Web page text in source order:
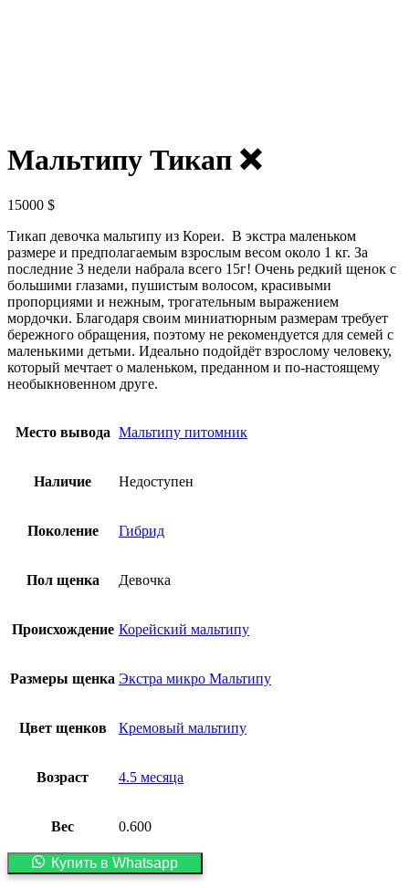
Мальтипу Тикап ❌
15000 $
Тикап девочка мальтипу из Кореи. В экстра маленьком
размере и предполагаемым взрослым весом около 1 кг. За
последние 3 недели набрала всего 15г! Очень редкий щенок с
большими глазами, пушистым волосом, красивыми
пропорциями и нежным, трогательным выражением
мордочки. Благодаря своим миниатюрным размерам требует
бережного обращения, поэтому не рекомендуется для семей с
маленькими детьми. Идеально подойдёт взрослому человеку,
который мечтает о маленьком, преданном и по-настоящему
необыкновенном друге.
Место вывода Мальтипу питомник
Наличие Недоступен
Поколение Гибрид
Пол щенка Девочка
Происхождение Корейский мальтипу
Размеры щенка Экстра микро Мальтипу
Цвет щенков Кремовый мальтипу
Возраст 4.5 месяца
Вес 0.600
Купить в Whatsapp